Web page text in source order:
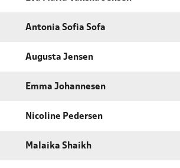
Antonia Sofia Sofa
Augusta Jensen
Emma Johannesen
Nicoline Pedersen
Malaika Shaikh